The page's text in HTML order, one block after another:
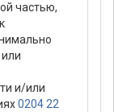
частью,
и/или
0204 22